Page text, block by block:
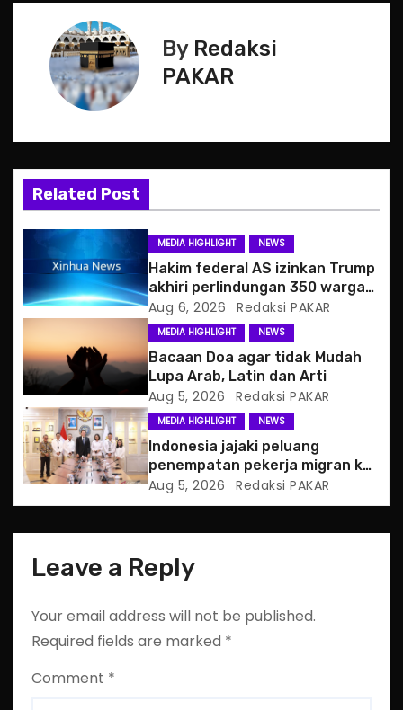
v
i
a
t
i
o
n
By Redaksi
PAKAR
Related Post
MEDIA HIGHLIGHT NEWS
Hakim federal AS izinkan Trump
akhiri perlindungan 350 warga
Haiti
Aug 6, 2026 Redaksi PAKAR
MEDIA HIGHLIGHT NEWS
Bacaan Doa agar tidak Mudah
Lupa Arab, Latin dan Arti
Aug 5, 2026 Redaksi PAKAR
MEDIA HIGHLIGHT NEWS
Indonesia jajaki peluang
penempatan pekerja migran ke
Slowakia
Aug 5, 2026 Redaksi PAKAR
Leave a Reply
Your email address will not be published.
Required fields are marked *
Comment *